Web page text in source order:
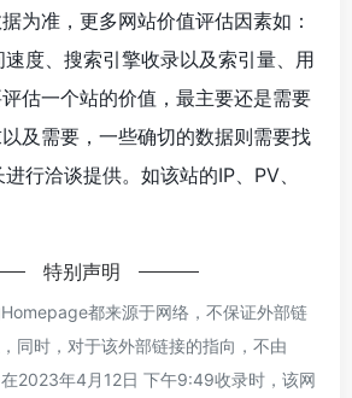
为准，更多网站价值评估因素如：
度、搜索引擎收录以及索引量、用
估一个站的价值，最主要还是需要
及需要，一些确切的数据则需要找
行洽谈提供。如该站的IP、PV、
特别声明
都来源于网络，不保证外部链
同时，对于该外部链接的指向，不由
2023年4月12日 下午9:49收录时，该网